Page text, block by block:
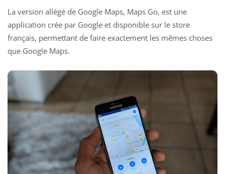
La version allégé de Google Maps, Maps Go, est une
application crée par Google et disponible sur le store
français, permettant de faire exactement les mêmes choses
que Google Maps.